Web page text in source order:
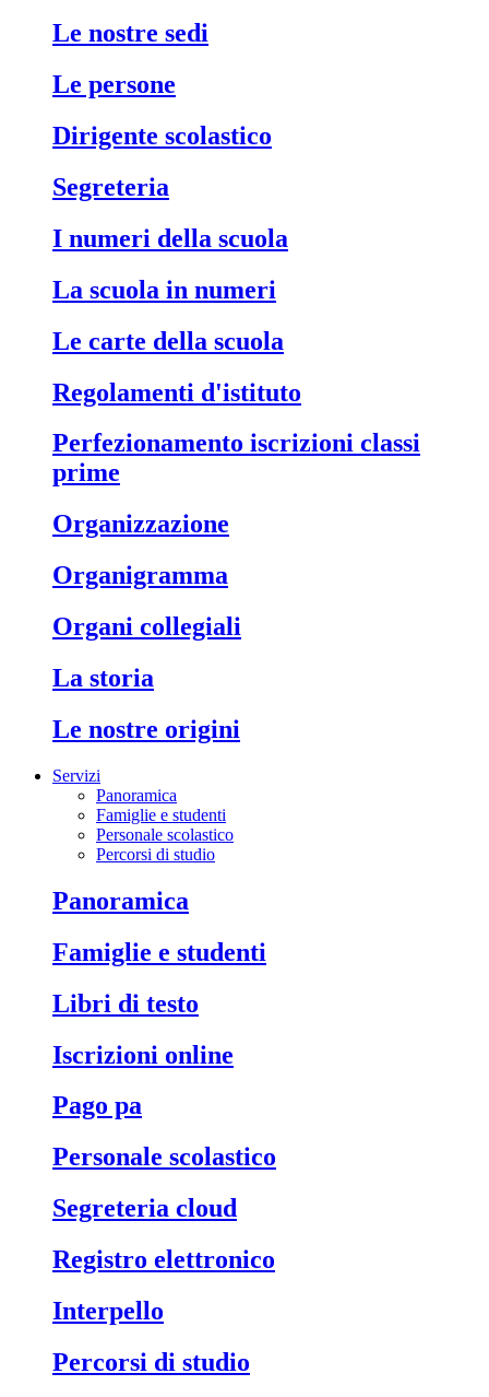
le nostre sedi
le persone
dirigente scolastico
segreteria
i numeri della scuola
la scuola in numeri
le carte della scuola
regolamenti d'istituto
perfezionamento iscrizioni classi
prime
organizzazione
organigramma
organi collegiali
la storia
le nostre origini
Servizi
Panoramica
Famiglie e studenti
Personale scolastico
Percorsi di studio
panoramica
famiglie e studenti
libri di testo
iscrizioni online
pago pa
personale scolastico
segreteria cloud
registro elettronico
interpello
percorsi di studio